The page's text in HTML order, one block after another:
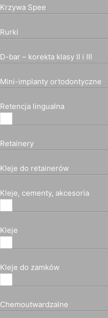
Krzywa Spee
Rurki
D-bar – korekta klasy II i III
Mini-implanty ortodontyczne
Retencja lingualna
Retainery
Kleje do retainerów
Kleje, cementy, akcesoria
Kleje
Kleje do zamków
Chemoutwardzalne